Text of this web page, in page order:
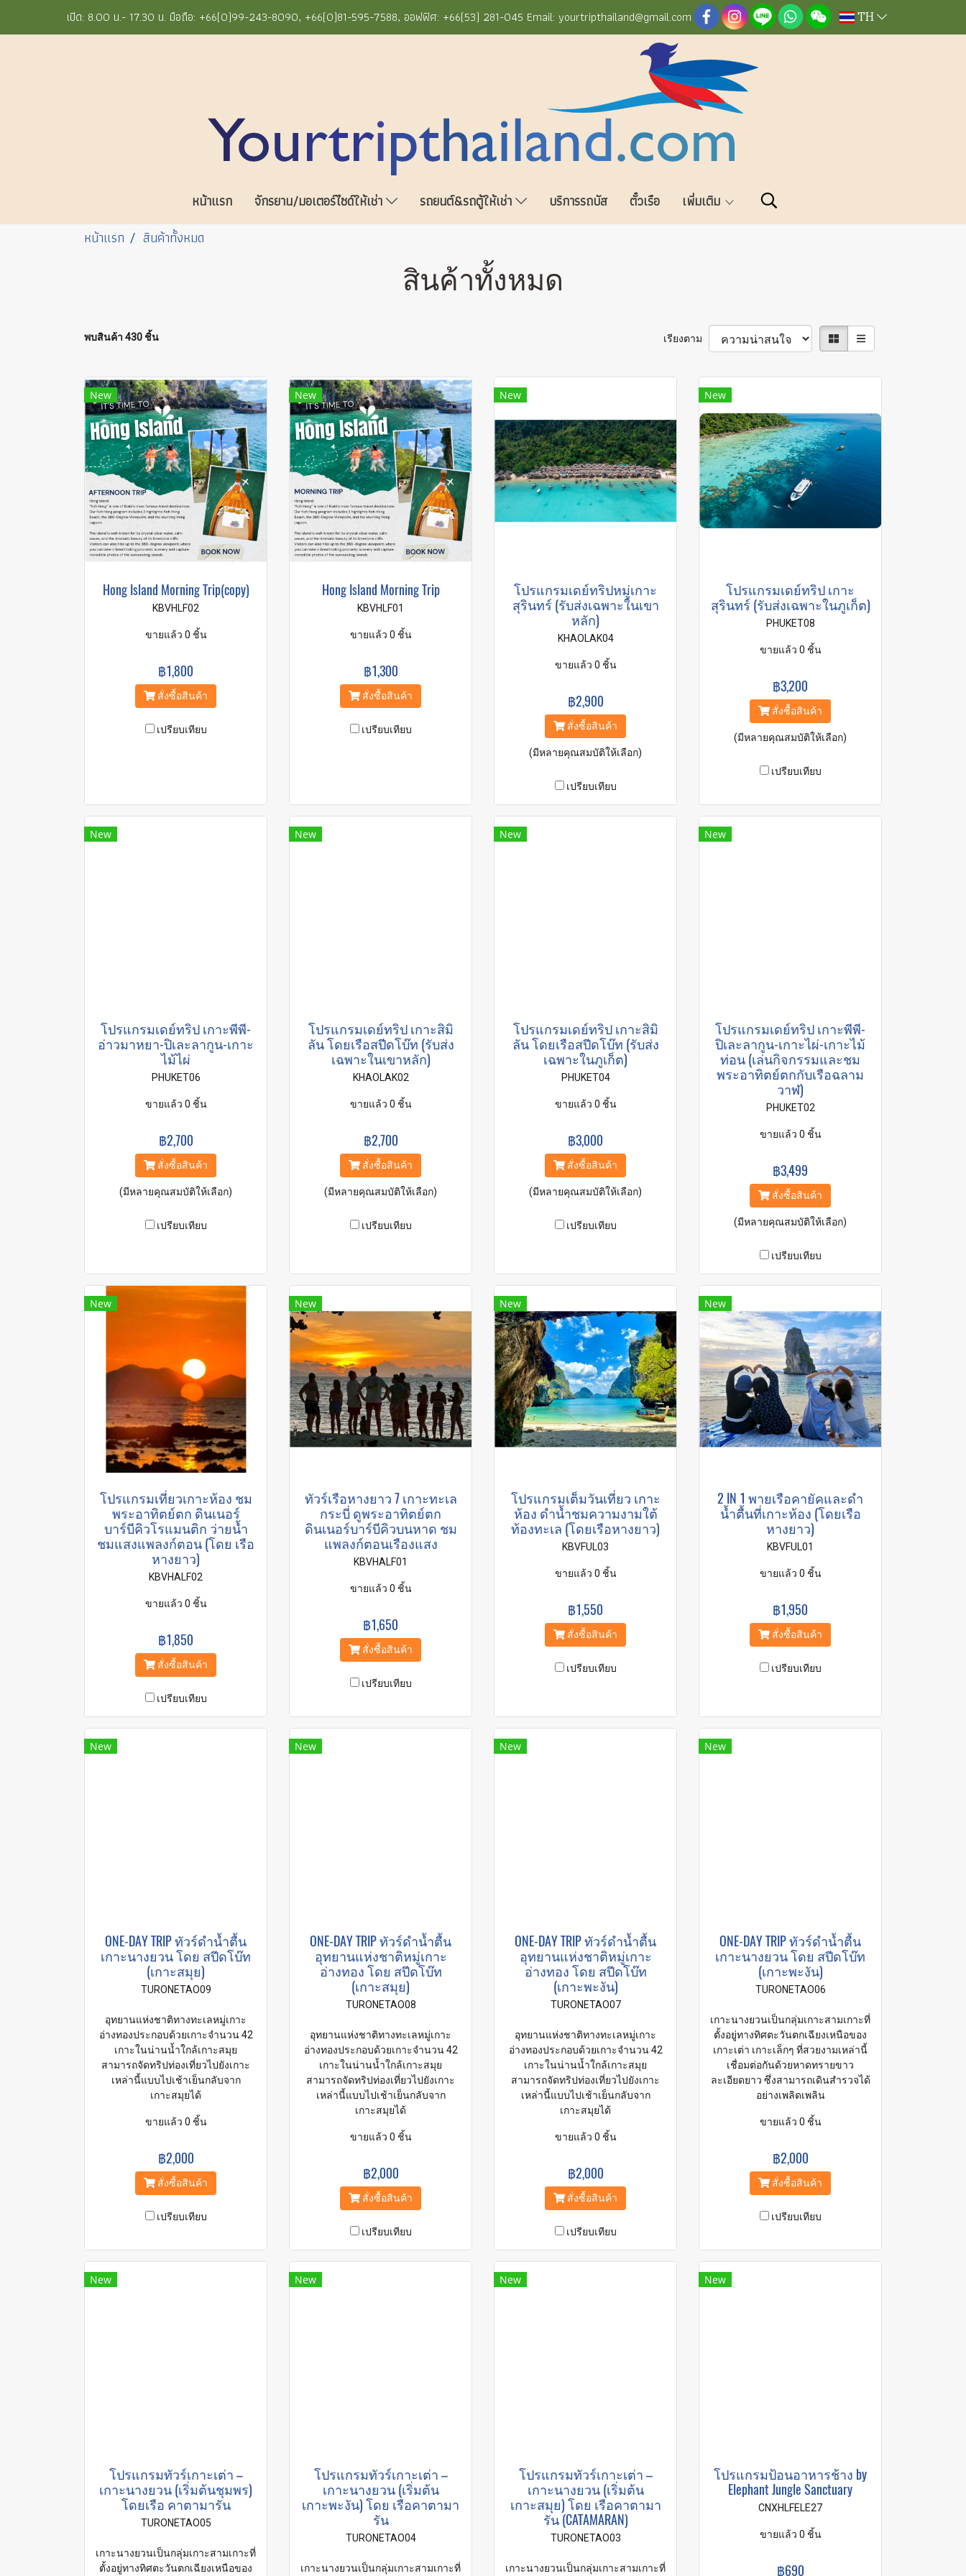
เปิด: 8.00 น.- 17.30 น. มือถือ: +66(0)99-243-8090, +66(0)81-595-7588, ออฟฟิศ: +66(53) 281-045 Email: yourtripthailand@gmail.com TH
หน้าแรก จักรยาน/มอเตอร์ไซด์ให้เช่า รถยนต์&รถตู้ให้เช่า บริการรถบัส ตั๋วเรือ
เพิ่มเติม
หน้าแรก
สินค้าทั้งหมด
สินค้าทั้งหมด
พบสินค้า 430 ชิ้น เรียงตาม
New
Hong Island Morning Trip(copy)
KBVHLF02
ขายแล้ว 0 ชิ้น
฿1,800
สั่งซื้อสินค้า
เปรียบเทียบ
New
Hong Island Morning Trip
KBVHLF01
ขายแล้ว 0 ชิ้น
฿1,300
สั่งซื้อสินค้า
เปรียบเทียบ
New
โปรแกรมเดย์ทริปหมู่เกาะ
สุรินทร์ (รับส่งเฉพาะในเขา
หลัก)
KHAOLAK04
ขายแล้ว 0 ชิ้น
฿2,900
สั่งซื้อสินค้า
(มีหลายคุณสมบัติให้เลือก)
เปรียบเทียบ
New
โปรแกรมเดย์ทริป เกาะ
สุรินทร์ (รับส่งเฉพาะในภูเก็ต)
PHUKET08
ขายแล้ว 0 ชิ้น
฿3,200
สั่งซื้อสินค้า
(มีหลายคุณสมบัติให้เลือก)
เปรียบเทียบ
New
โปรแกรมเดย์ทริป เกาะพีพี-
อ่าวมาหยา-ปิเละลากูน-เกาะ
ไม้ไผ่
PHUKET06
ขายแล้ว 0 ชิ้น
฿2,700
สั่งซื้อสินค้า
(มีหลายคุณสมบัติให้เลือก)
เปรียบเทียบ
New
โปรแกรมเดย์ทริป เกาะสิมิ
ลัน โดยเรือสปีดโบ๊ท (รับส่ง
เฉพาะในเขาหลัก)
KHAOLAK02
ขายแล้ว 0 ชิ้น
฿2,700
สั่งซื้อสินค้า
(มีหลายคุณสมบัติให้เลือก)
เปรียบเทียบ
New
โปรแกรมเดย์ทริป เกาะสิมิ
ลัน โดยเรือสปีดโบ๊ท (รับส่ง
เฉพาะในภูเก็ต)
PHUKET04
ขายแล้ว 0 ชิ้น
฿3,000
สั่งซื้อสินค้า
(มีหลายคุณสมบัติให้เลือก)
เปรียบเทียบ
New
โปรแกรมเดย์ทริป เกาะพีพี-
ปิเละลากูน-เกาะไผ่-เกาะไม้
ท่อน (เล่นกิจกรรมและชม
พระอาทิตย์ตกกับเรือฉลาม
วาฬ)
PHUKET02
ขายแล้ว 0 ชิ้น
฿3,499
สั่งซื้อสินค้า
(มีหลายคุณสมบัติให้เลือก)
เปรียบเทียบ
New
โปรแกรมเที่ยวเกาะห้อง ชม
พระอาทิตย์ตก ดินเนอร์
บาร์บีคิวโรแมนติก ว่ายนํ้า
ชมแสงแพลงก์ตอน (โดย เรือ
หางยาว)
KBVHALF02
ขายแล้ว 0 ชิ้น
฿1,850
สั่งซื้อสินค้า
เปรียบเทียบ
New
ทัวร์เรือหางยาว 7 เกาะทะเล
กระบี่ ดูพระอาทิตย์ตก
ดินเนอร์บาร์บีคิวบนหาด ชม
แพลงก์ตอนเรืองแสง
KBVHALF01
ขายแล้ว 0 ชิ้น
฿1,650
สั่งซื้อสินค้า
เปรียบเทียบ
New
โปรแกรมเต็มวันเที่ยว เกาะ
ห้อง ดำนํ้าชมความงามใต้
ท้องทะเล (โดยเรือหางยาว)
KBVFUL03
ขายแล้ว 0 ชิ้น
฿1,550
สั่งซื้อสินค้า
เปรียบเทียบ
New
2 IN 1 พายเรือคายัคและดำ
น้ำตื้นที่เกาะห้อง (โดยเรือ
หางยาว)
KBVFUL01
ขายแล้ว 0 ชิ้น
฿1,950
สั่งซื้อสินค้า
เปรียบเทียบ
New
ONE-DAY TRIP ทัวร์ดำน้ำตื้น
เกาะนางยวน โดย สปีดโบ๊ท
(เกาะสมุย)
TURONETAO09
อุทยานแห่งชาติทางทะเลหมู่เกาะ
อ่างทองประกอบด้วยเกาะจำนวน 42
เกาะในน่านน้ำใกล้เกาะสมุย
สามารถจัดทริปท่องเที่ยวไปยังเกาะ
เหล่านี้แบบไปเช้าเย็นกลับจาก
เกาะสมุยได้
ขายแล้ว 0 ชิ้น
฿2,000
สั่งซื้อสินค้า
เปรียบเทียบ
New
ONE-DAY TRIP ทัวร์ดำน้ำตื้น
อุทยานแห่งชาติหมู่เกาะ
อ่างทอง โดย สปีดโบ๊ท
(เกาะสมุย)
TURONETAO08
อุทยานแห่งชาติทางทะเลหมู่เกาะ
อ่างทองประกอบด้วยเกาะจำนวน 42
เกาะในน่านน้ำใกล้เกาะสมุย
สามารถจัดทริปท่องเที่ยวไปยังเกาะ
เหล่านี้แบบไปเช้าเย็นกลับจาก
เกาะสมุยได้
ขายแล้ว 0 ชิ้น
฿2,000
สั่งซื้อสินค้า
เปรียบเทียบ
New
ONE-DAY TRIP ทัวร์ดำน้ำตื้น
อุทยานแห่งชาติหมู่เกาะ
อ่างทอง โดย สปีดโบ๊ท
(เกาะพะงัน)
TURONETAO07
อุทยานแห่งชาติทางทะเลหมู่เกาะ
อ่างทองประกอบด้วยเกาะจำนวน 42
เกาะในน่านน้ำใกล้เกาะสมุย
สามารถจัดทริปท่องเที่ยวไปยังเกาะ
เหล่านี้แบบไปเช้าเย็นกลับจาก
เกาะสมุยได้
ขายแล้ว 0 ชิ้น
฿2,000
สั่งซื้อสินค้า
เปรียบเทียบ
New
ONE-DAY TRIP ทัวร์ดำน้ำตื้น
เกาะนางยวน โดย สปีดโบ๊ท
(เกาะพะงัน)
TURONETAO06
เกาะนางยวนเป็นกลุ่มเกาะสามเกาะที่
ตั้งอยู่ทางทิศตะวันตกเฉียงเหนือของ
เกาะเต่า เกาะเล็กๆ ที่สวยงามเหล่านี้
เชื่อมต่อกันด้วยหาดทรายขาว
ละเอียดยาว ซึ่งสามารถเดินสำรวจได้
อย่างเพลิดเพลิน
ขายแล้ว 0 ชิ้น
฿2,000
สั่งซื้อสินค้า
เปรียบเทียบ
New
โปรแกรมทัวร์เกาะเต่า –
เกาะนางยวน (เริ่มต้นชุมพร)
โดยเรือ คาตามารัน
TURONETAO05
เกาะนางยวนเป็นกลุ่มเกาะสามเกาะที่
ตั้งอยู่ทางทิศตะวันตกเฉียงเหนือของ
New
โปรแกรมทัวร์เกาะเต่า –
เกาะนางยวน (เริ่มต้น
เกาะพะงัน) โดย เรือคาตามา
รัน
TURONETAO04
เกาะนางยวนเป็นกลุ่มเกาะสามเกาะที่
New
โปรแกรมทัวร์เกาะเต่า –
เกาะนางยวน (เริ่มต้น
เกาะสมุย) โดย เรือคาตามา
รัน (CATAMARAN)
TURONETAO03
เกาะนางยวนเป็นกลุ่มเกาะสามเกาะที่
New
โปรแกรมป้อนอาหารช้าง by
Elephant Jungle Sanctuary
CNXHLFELE27
ขายแล้ว 0 ชิ้น
฿690